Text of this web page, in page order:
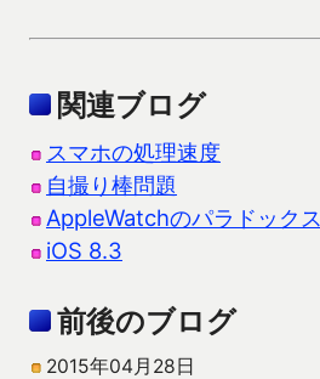
関連ブログ
スマホの処理速度
自撮り棒問題
AppleWatchのパラドックス
iOS 8.3
前後のブログ
2015年04月28日